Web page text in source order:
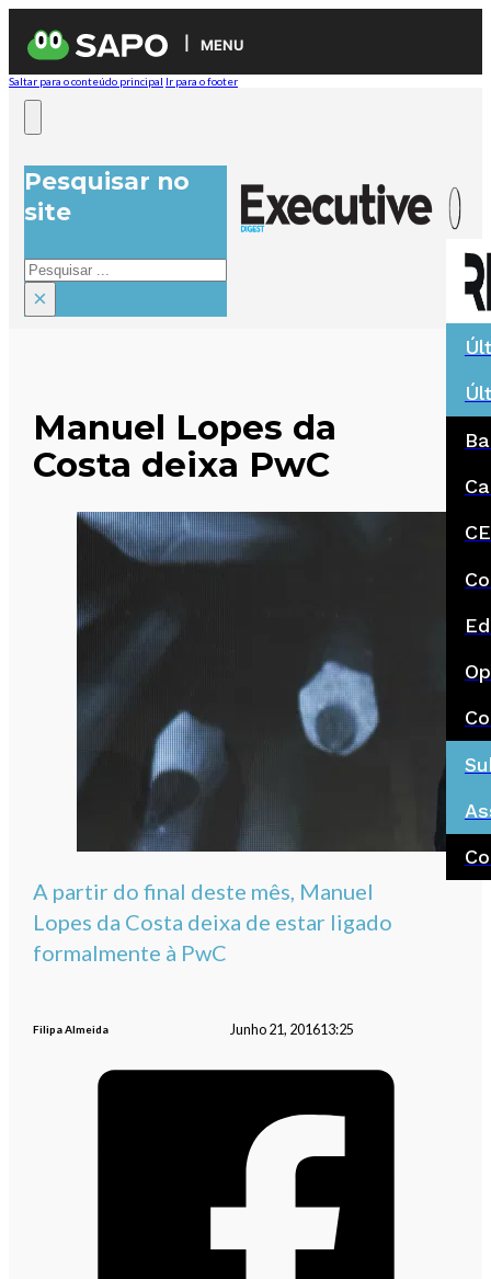
MENU
Saltar para o conteúdo principal Ir para o footer
Pesquisar no
site
Pesquisar
×
Manuel Lopes da
Costa deixa PwC
A partir do final deste mês, Manuel
Lopes da Costa deixa de estar ligado
formalmente à PwC
Filipa Almeida Junho 21, 201613:25